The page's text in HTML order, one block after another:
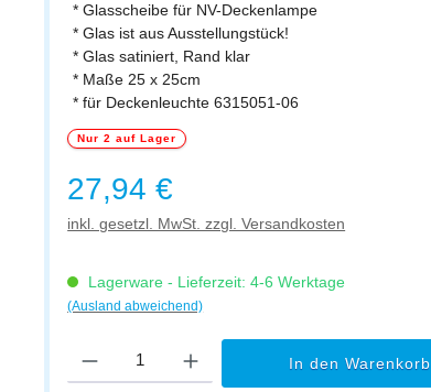
* Glasscheibe für NV-Deckenlampe
* Glas ist aus Ausstellungstück!
* Glas satiniert, Rand klar
* Maße 25 x 25cm
* für Deckenleuchte 6315051-06
Nur 2 auf Lager
Regulärer Preis:
27,94 €
inkl. gesetzl. MwSt. zzgl. Versandkosten
Lagerware - Lieferzeit: 4-6 Werktage
(Ausland abweichend)
In den Warenkorb